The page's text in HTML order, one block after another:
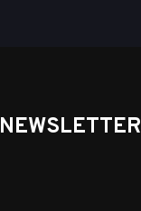
NEWSLETTER